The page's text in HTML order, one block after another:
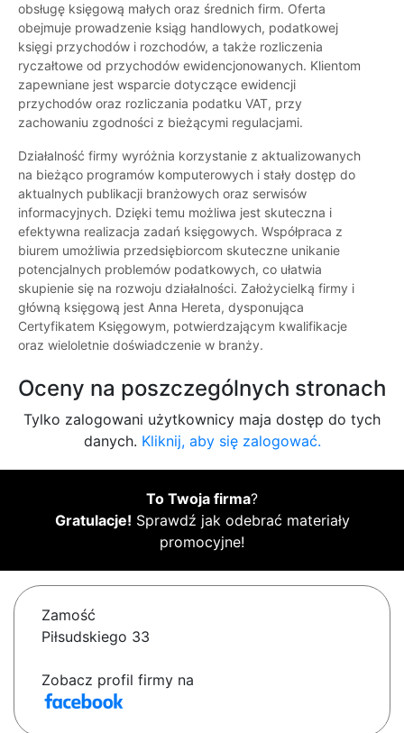
obsługę księgową małych oraz średnich firm. Oferta
obejmuje prowadzenie ksiąg handlowych, podatkowej
księgi przychodów i rozchodów, a także rozliczenia
ryczałtowe od przychodów ewidencjonowanych. Klientom
zapewniane jest wsparcie dotyczące ewidencji
przychodów oraz rozliczania podatku VAT, przy
zachowaniu zgodności z bieżącymi regulacjami.
Działalność firmy wyróżnia korzystanie z aktualizowanych
na bieżąco programów komputerowych i stały dostęp do
aktualnych publikacji branżowych oraz serwisów
informacyjnych. Dzięki temu możliwa jest skuteczna i
efektywna realizacja zadań księgowych. Współpraca z
biurem umożliwia przedsiębiorcom skuteczne unikanie
potencjalnych problemów podatkowych, co ułatwia
skupienie się na rozwoju działalności. Założycielką firmy i
główną księgową jest Anna Hereta, dysponująca
Certyfikatem Księgowym, potwierdzającym kwalifikacje
oraz wieloletnie doświadczenie w branży.
Oceny na poszczególnych stronach
Tylko zalogowani użytkownicy maja dostęp do tych
danych. Kliknij, aby się zalogować.
To Twoja firma?
Gratulacje! Sprawdź jak odebrać materiały
promocyjne!
Zamość
Piłsudskiego 33
Zobacz profil firmy na